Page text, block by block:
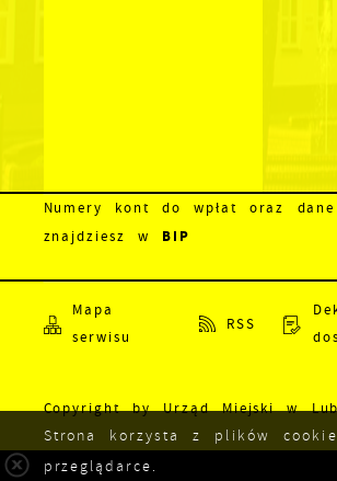
Numery kont do wpłat oraz
znajdziesz w BIP
Mapa
serwisu
RSS
Copyright by Urząd Miejski w
Strona korzysta z plików
przeglądarce.